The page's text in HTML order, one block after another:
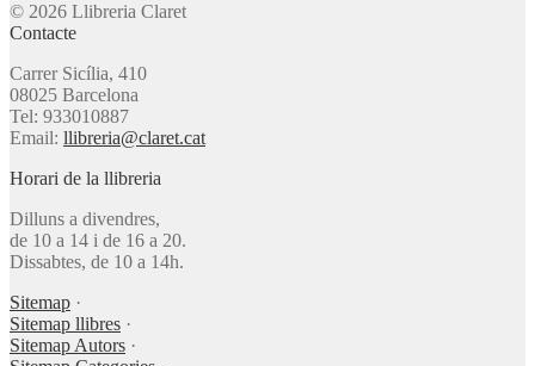
© 2026 Llibreria Claret
Contacte
Carrer Sicília, 410
08025 Barcelona
Tel: 933010887
Email: llibreria@claret.cat
Horari de la llibreria
Dilluns a divendres,
de 10 a 14 i de 16 a 20.
Dissabtes, de 10 a 14h.
Sitemap ·
Sitemap llibres ·
Sitemap Autors ·